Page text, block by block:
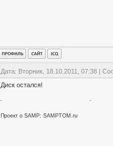
Дата: Вторник, 18.10.2011, 07:38 |
Диск остался!
Проект о SAMP: SAMPTOM.ru